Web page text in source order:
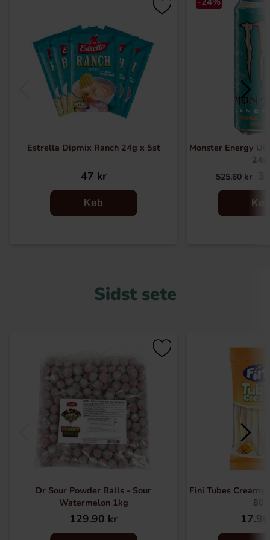
Estrella Dipmix Ranch 24g x 5st
47 kr
Køb
Monster Energy
24st
525.60 kr
Køb
Sidst sete
Dr Sour Powder Balls - Sour
Watermelon 1kg
129.90 kr
Fini Tubes Creamy
80g